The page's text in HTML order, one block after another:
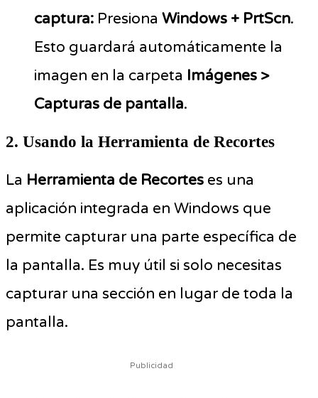
captura: Presiona Windows + PrtScn.
Esto guardará automáticamente la
imagen en la carpeta Imágenes >
Capturas de pantalla.
2. Usando la Herramienta de Recortes
La Herramienta de Recortes es una
aplicación integrada en Windows que
permite capturar una parte específica de
la pantalla. Es muy útil si solo necesitas
capturar una sección en lugar de toda la
pantalla.
Publicidad